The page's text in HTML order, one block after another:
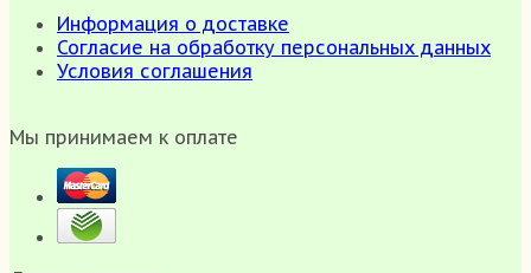
Информация о доставке
Согласие на обработку персональных данных
Условия соглашения
Мы принимаем к оплате